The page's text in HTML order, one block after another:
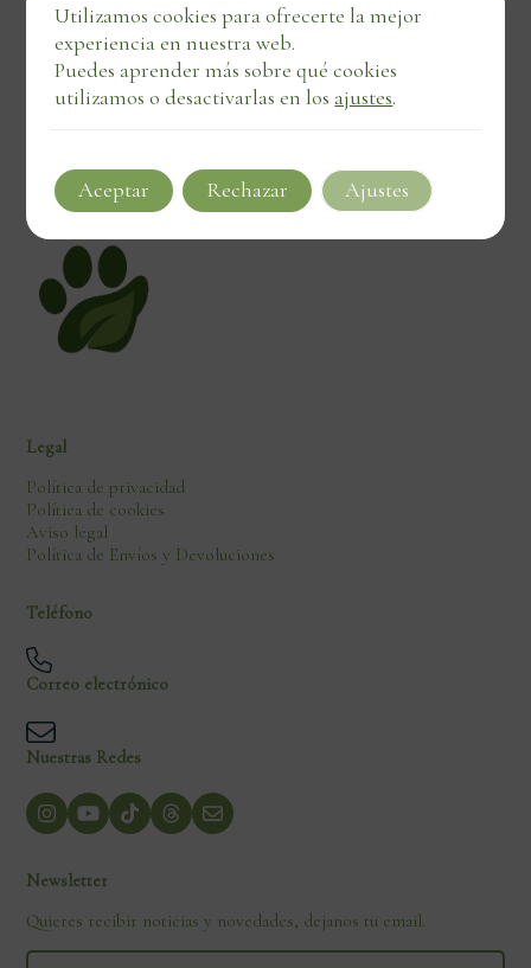
negocios locales.
Ver tienda
Legal
Política de privacidad
Política de cookies
Aviso legal
Política de Envíos y Devoluciones
Teléfono
Correo electrónico
Nuestras Redes
Newsletter
Quieres recibir noticias y novedades, dejanos tu email.
Utilizamos cookies para ofrecerte la mejor
experiencia en nuestra web.
Puedes aprender más sobre qué cookies
utilizamos o desactivarlas en los ajustes.
Aceptar Rechazar Ajustes